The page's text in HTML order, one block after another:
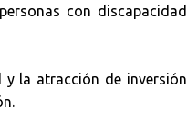
con discapacidad
la atracción de inversión